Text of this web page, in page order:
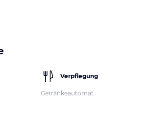
Verpflegung
Getränkeautomat